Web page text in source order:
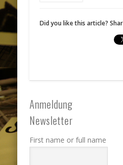
Did you like this article?
Anmeldung
Newsletter
First name or full name